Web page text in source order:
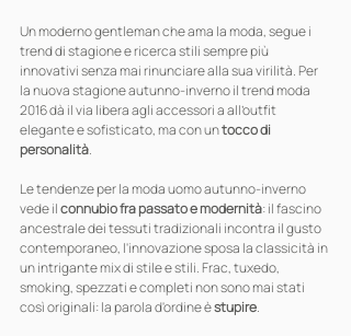
Un moderno gentleman che ama la moda, segue i
trend di stagione e ricerca stili sempre più
innovativi senza mai rinunciare alla sua virilità. Per
la nuova stagione autunno-inverno il trend moda
2016 dà il via libera agli accessori a all’outfit
elegante e sofisticato, ma con un tocco di
personalità.
Le tendenze per la moda uomo autunno-inverno
vede il connubio fra passato e modernità: il fascino
ancestrale dei tessuti tradizionali incontra il gusto
contemporaneo, l'innovazione sposa la classicità in
un intrigante mix di stile e stili. Frac, tuxedo,
smoking, spezzati e completi non sono mai stati
così originali: la parola d'ordine è stupire.